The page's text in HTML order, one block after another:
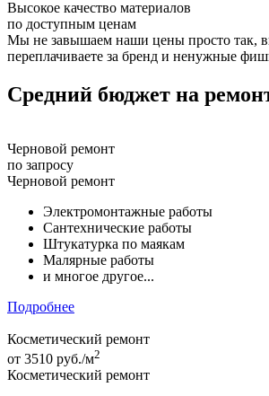
Высокое качество материалов
по доступным ценам
Мы не завышаем наши цены просто так,
переплачиваете за бренд и ненужные
Средний бюджет на
Черновой ремонт
по запросу
Черновой ремонт
Электромонтажные работы
Сантехнические работы
Штукатурка по маякам
Малярные работы
и многое другое...
Подробнее
Косметический ремонт
от 3510 руб./м2
Косметический ремонт